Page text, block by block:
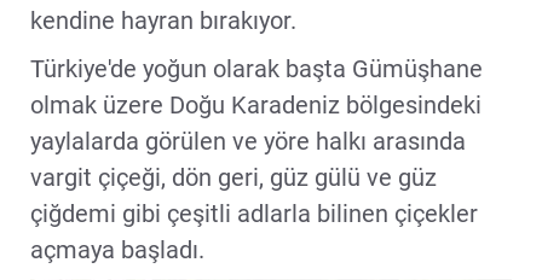
kendine hayran bırakıyor.
Türkiye'de yoğun olarak başta Gümüşhane
olmak üzere Doğu Karadeniz bölgesindeki
yaylalarda görülen ve yöre halkı arasında
vargit çiçeği, dön geri, güz gülü ve güz
çiğdemi gibi çeşitli adlarla bilinen çiçekler
açmaya başladı.